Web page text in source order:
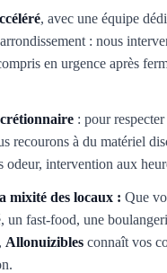
, avec une équipe
: nous
en urgence après
: pour
recourons à du matériel
odeur, intervention aux
mixité des locaux : Que
un fast-food, une
Allonuizibles connaît vos